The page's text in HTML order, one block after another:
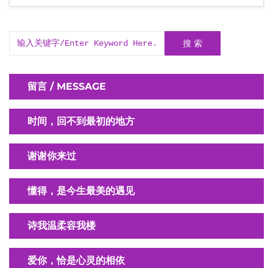
搜 索
留言 / MESSAGE
时间，回不到最初的地方
谢谢你来过
懂得，是今生最美的遇见
诗我温柔容我楼
爱你，恰是心灵的相依